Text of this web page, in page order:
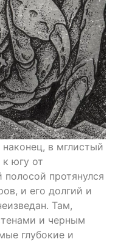
в мглистый
югу от
полосой протянулся
и его долгий и
Там,
и черным
глубокие и